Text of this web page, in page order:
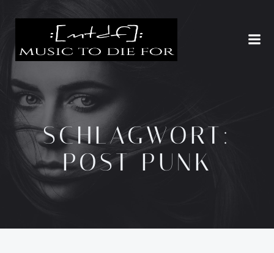
Inhalt
springen
SCHLAGWORT:
POST PUNK